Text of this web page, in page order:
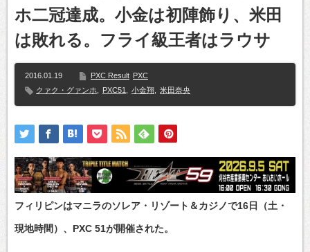
ホ二冠達成。小金は初陣飾り、米田
は敗れる。フライ級王者はラウサ
2016.01.19 PXC Result PXC
クァク・グァンホ
PXC51 小金翔 米田奈央
フィリピンはマニラのソレア・リゾート＆カジノで16日（土・
現地時間）、PXC 51が開催された。